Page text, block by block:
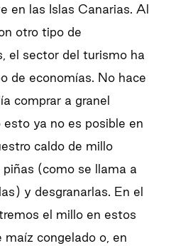
en las Islas Canarias. Al
otro tipo de
el sector del turismo ha
de economías. No hace
comprar a granel
ya no es posible en
caldo de millo
(como se llama a
y desgranarlas. En el
el millo en estos
congelado o, en